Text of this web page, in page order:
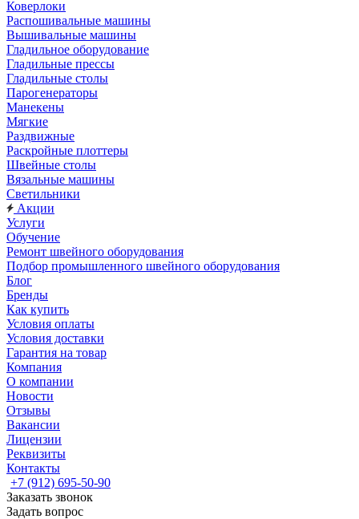
Коверлоки
Распошивальные машины
Вышивальные машины
Гладильное оборудование
Гладильные прессы
Гладильные столы
Парогенераторы
Манекены
Мягкие
Раздвижные
Раскройные плоттеры
Швейные столы
Вязальные машины
Светильники
Акции
Услуги
Обучение
Ремонт швейного оборудования
Подбор промышленного швейного оборудования
Блог
Бренды
Как купить
Условия оплаты
Условия доставки
Гарантия на товар
Компания
О компании
Новости
Отзывы
Вакансии
Лицензии
Реквизиты
Контакты
+7 (912) 695-50-90
Заказать звонок
Задать вопрос